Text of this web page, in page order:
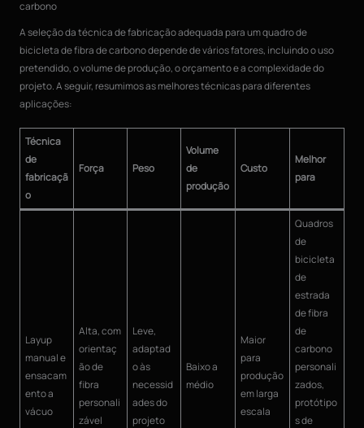
carbono
A seleção da técnica de fabricação adequada para um quadro de
bicicleta de fibra de carbono depende de vários fatores, incluindo o uso
pretendido, o volume de produção, o orçamento e a complexidade do
projeto. A seguir, resumimos as melhores técnicas para diferentes
aplicações:
Técnica
de
fabricaçã
o
Força Peso
Volume
de
produção
Custo
Melhor
para
Layup
manual e
ensacam
ento a
vácuo
Alta, com
orientaç
ão de
fibra
personali
zável
Leve,
adaptad
o às
necessid
ades do
projeto
Baixo a
médio
Maior
para
produção
em larga
escala
Quadros
de
bicicleta
de
estrada
de fibra
de
carbono
personali
zados,
protótipo
s de